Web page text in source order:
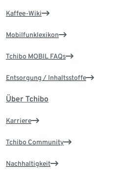
Kaffee-Wiki
Mobilfunklexikon
Tchibo MOBIL FAQs
Entsorgung / Inhaltsstoffe
Über Tchibo
Karriere
Tchibo Community
Nachhaltigkeit